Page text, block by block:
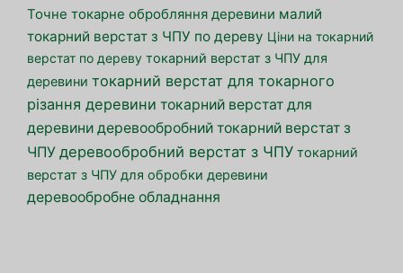
Точне токарне обробляння деревини малий
токарний верстат з ЧПУ по дереву Ціни на токарний
верстат по дереву токарний верстат з ЧПУ для
деревини токарний верстат для токарного
різання деревини токарний верстат для
деревини деревообробний токарний верстат з
ЧПУ деревообробний верстат з ЧПУ токарний
верстат з ЧПУ для обробки деревини
деревообробне обладнання